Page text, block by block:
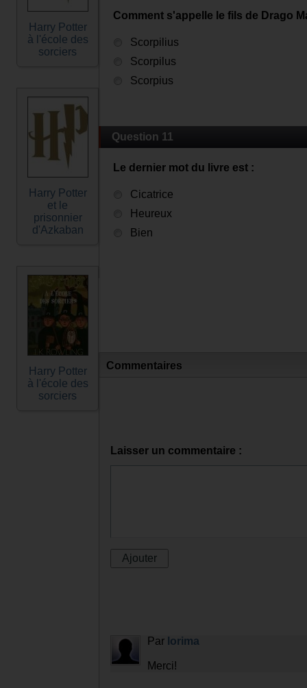
Harry Potter
à l'école des
sorciers
Harry Potter
et le
prisonnier
d'Azkaban
Harry Potter
à l'école des
sorciers
Comment s'appelle le fils de Drago
Scorpilius
Scorpilus
Scorpius
Question 11
Le dernier mot du livre est :
Cicatrice
Heureux
Bien
Commentaires
Laisser un commentaire :
Par lorima
Merci!